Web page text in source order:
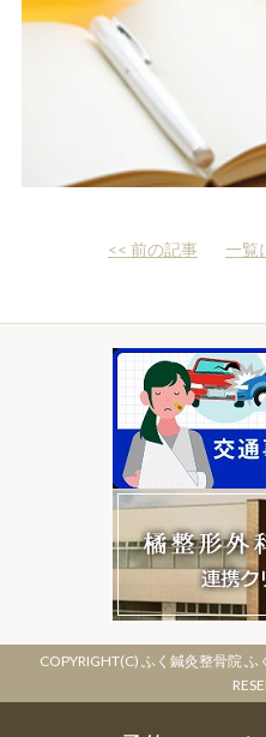
<< 前の記事 一覧
COPYRIGHT(C) ふく鍼灸整骨院